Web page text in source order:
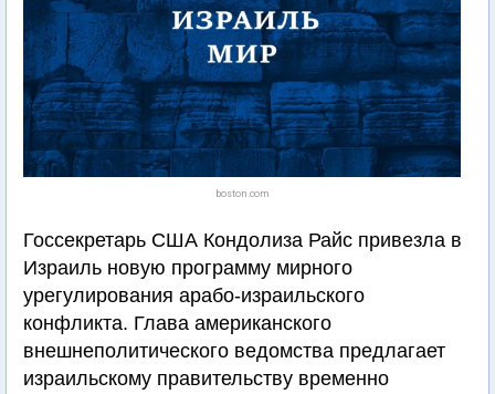
boston.com
Госсекретарь США Кондолиза Райс привезла в
Израиль новую программу мирного
урегулирования арабо-израильского
конфликта. Глава американского
внешнеполитического ведомства предлагает
израильскому правительству временно